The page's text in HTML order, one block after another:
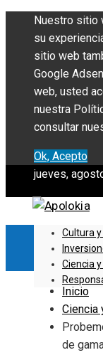
Nuestro sitio
su
sitio web
Google
web, usted
nuestra
consultar
Ok, Acepto
jueves,
Cultura y
Ciencia
Inicio
Ciencia
de